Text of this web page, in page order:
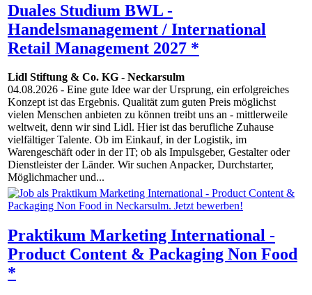
Duales Studium BWL -
Handelsmanagement / International
Retail Management 2027 *
Lidl Stiftung & Co. KG - Neckarsulm
04.08.2026 - Eine gute Idee war der Ursprung, ein erfolgreiches
Konzept ist das Ergebnis. Qualität zum guten Preis möglichst
vielen Menschen anbieten zu können treibt uns an - mittlerweile
weltweit, denn wir sind Lidl. Hier ist das berufliche Zuhause
vielfältiger Talente. Ob im Einkauf, in der Logistik, im
Warengeschäft oder in der IT; ob als Impulsgeber, Gestalter oder
Dienstleister der Länder. Wir suchen Anpacker, Durchstarter,
Möglichmacher und...
Praktikum Marketing International -
Product Content & Packaging Non Food
*